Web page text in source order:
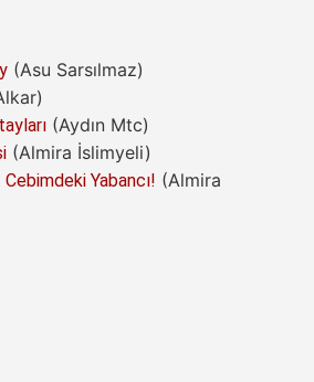
(Asu Sarsılmaz)
(Aydın Mtc)
(Almira İslimyeli)
Yabancı! (Almira